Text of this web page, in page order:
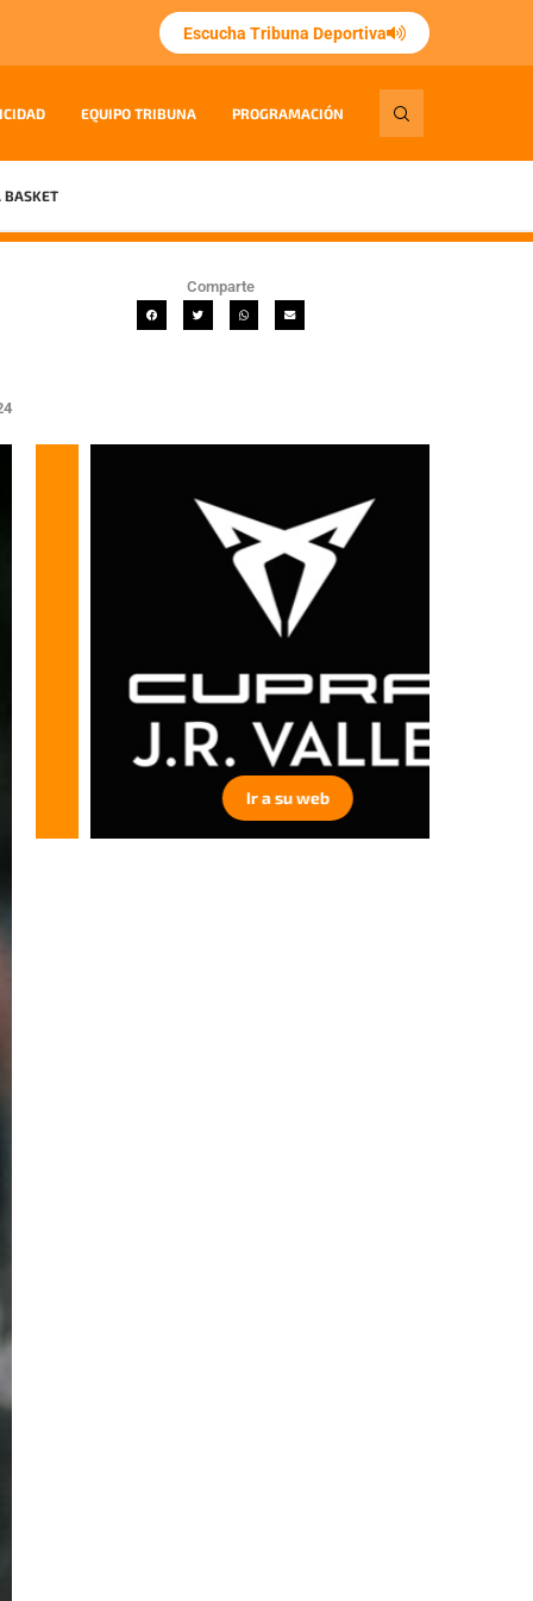
Escucha Tribuna Deportiva
EQUIPO TRIBUNA PROGRAMACIÓN
BASKET
Comparte
Ir a su web